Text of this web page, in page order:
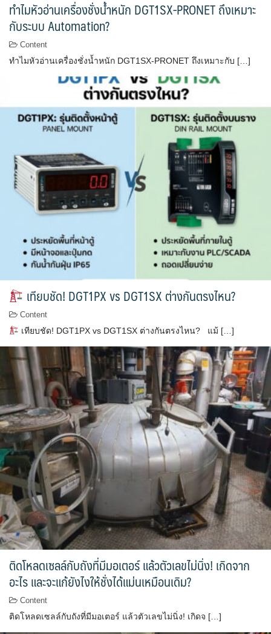
ทำไมหัวอ่านเครื่องชั่งน้ำหนัก DGT1SX-PRONET ถึงเหมาะ
กับระบบ Automation?
Content
ทำไมหัวอ่านเครื่องชั่งน้ำหนัก DGT1SX-PRONET ถึงเหมาะกับ […]
เทียบชัด! DGT1PX vs DGT1SX ต่างกันตรงไหน?
Content
เทียบชัด! DGT1PX vs DGT1SX ต่างกันตรงไหน? แม้ […]
ติดโหลดเซลล์กับถังที่มีมอเตอร์ แล้วตัวเลขไม่นิ่ง! เกิดจาก
อะไร และจะแก้ยังไงให้ชั่งได้แม่นเหมือนเดิม?
Content
ติดโหลดเซลล์กับถังที่มีมอเตอร์ แล้วตัวเลขไม่นิ่ง! เกิดจ […]